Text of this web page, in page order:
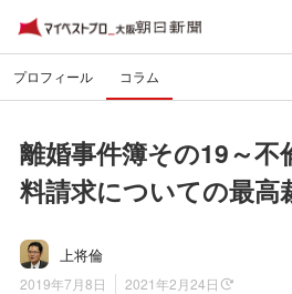
プロフィール コラム
離婚事件簿その19～不
料請求についての最高
上将倫
2019年7月8日
2021年2月24日